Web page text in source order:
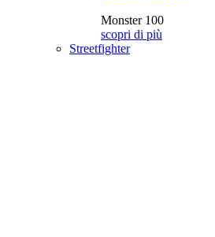
Monster 100
scopri di più
Streetfighter